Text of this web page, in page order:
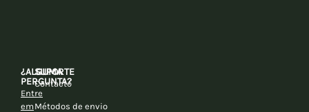
¿ALGUMA
PERGUNTA?
Entre
em
SUPORTE
Contacto
Métodos de envio